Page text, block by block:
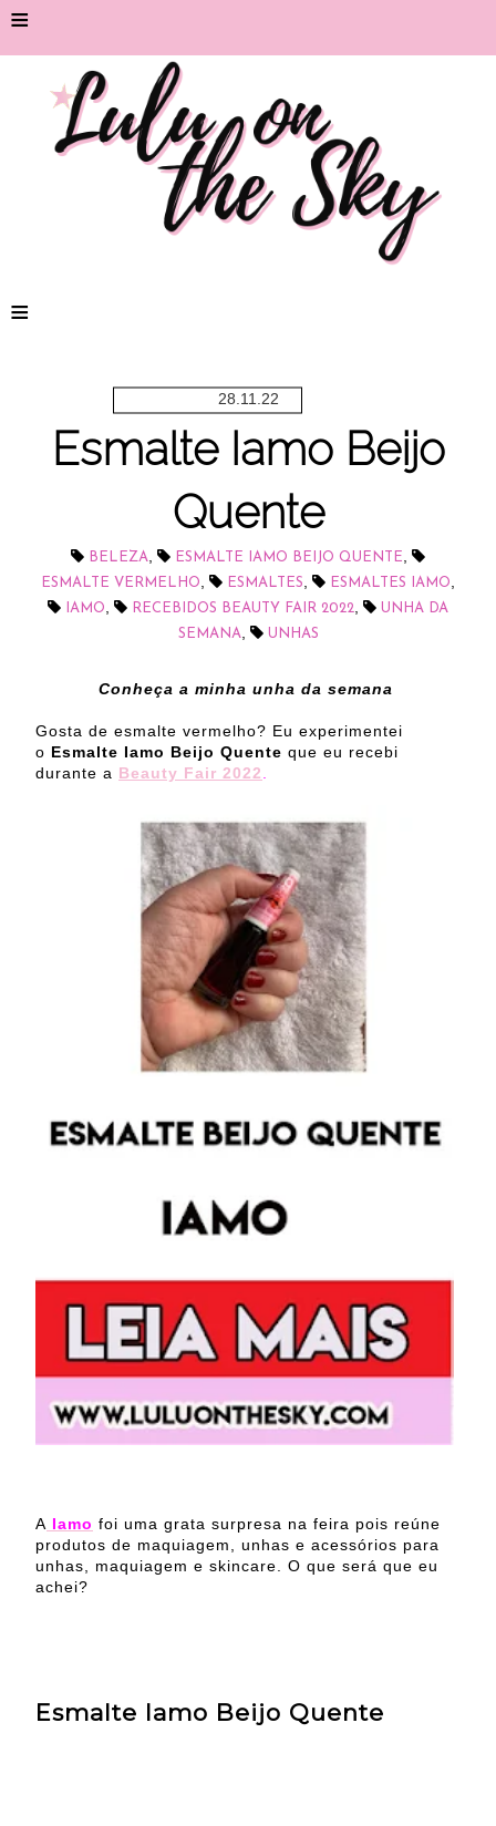
≡
≡
28.11.22
Esmalte Iamo Beijo
Quente
BELEZA, ESMALTE IAMO BEIJO QUENTE,
ESMALTE VERMELHO, ESMALTES, ESMALTES IAMO,
IAMO, RECEBIDOS BEAUTY FAIR 2022,
UNHA DA
SEMANA, UNHAS
Conheça a minha unha da semana
Gosta de esmalte vermelho? Eu experimentei
o Esmalte Iamo Beijo Quente que eu recebi
durante a Beauty Fair 2022.
A Iamo foi uma grata surpresa na feira pois reúne
produtos de maquiagem, unhas e acessórios para
unhas, maquiagem e skincare. O que será que eu
achei?
Esmalte Iamo Beijo Quente